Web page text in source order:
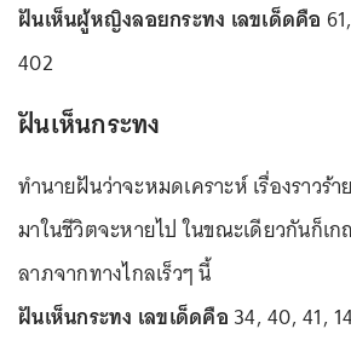
ฝันเห็นผู้หญิงลอยกระทง เลขเด็ดคือ
402
ฝันเห็นกระทง
ทำนายฝันว่าจะหมดเคราะห์ เรื่องราวร้
มาในชีวิตจะหายไป ในขณะเดียวกันก็เ
ลาภจากทางไกลเร็วๆ นี้
ฝันเห็นกระทง เลขเด็ดคือ 34, 40, 41,